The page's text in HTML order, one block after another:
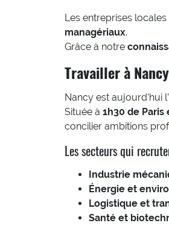
Les entreprises
managériaux.
Grâce à notre
Travailler à
Nancy est aujourd’hui
Située à 1h30 de Paris
concilier ambitions
Les secteurs qui
Industrie
Énergie et
Logistique et
Santé et